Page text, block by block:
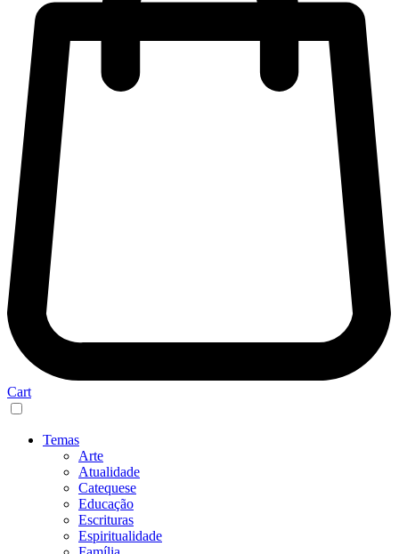
Cart
Temas
Arte
Atualidade
Catequese
Educação
Escrituras
Espiritualidade